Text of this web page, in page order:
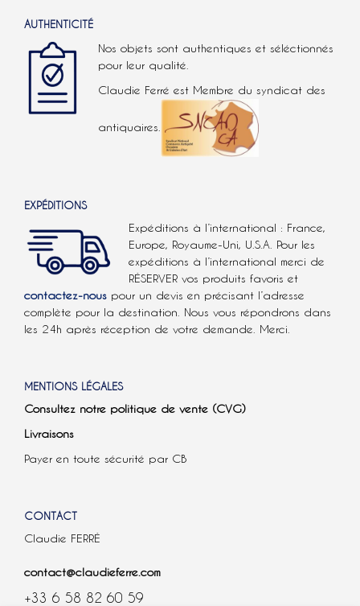
AUTHENTICITÉ
Nos objets sont authentiques et séléctionnés
pour leur qualité.
Claudie Ferré est Membre du syndicat des
antiquaires.
EXPÉDITIONS
Expéditions à l’international : France,
Europe, Royaume-Uni, U.S.A. Pour les
expéditions à l’international merci de
RÉSERVER vos produits favoris et
contactez-nous pour un devis en précisant l’adresse
complète pour la destination. Nous vous répondrons dans
les 24h après réception de votre demande. Merci.
MENTIONS LÉGALES
Consultez notre politique de vente (CVG)
Livraisons
Payer en toute sécurité par CB
CONTACT
Claudie FERRÉ
contact@claudieferre.com
+33 6 58 82 60 59